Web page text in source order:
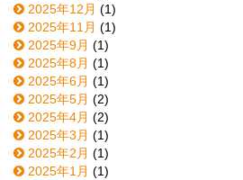
2025年12月 (1)
2025年11月 (1)
2025年9月 (1)
2025年8月 (1)
2025年6月 (1)
2025年5月 (2)
2025年4月 (2)
2025年3月 (1)
2025年2月 (1)
2025年1月 (1)